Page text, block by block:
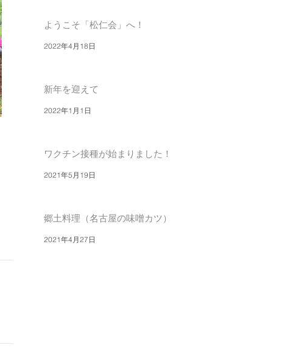
ようこそ「松仁会」へ！
2022年4月18日
新年を迎えて
2022年1月1日
ワクチン接種が始まりました！
2021年5月19日
郷土料理（名古屋の味噌カツ）
2021年4月27日